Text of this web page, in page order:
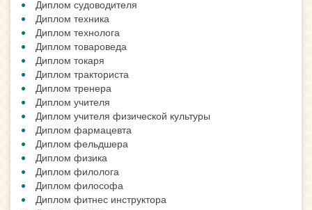
Диплом судоводителя
Диплом техника
Диплом технолога
Диплом товароведа
Диплом токаря
Диплом тракториста
Диплом тренера
Диплом учителя
Диплом учителя физической культуры
Диплом фармацевта
Диплом фельдшера
Диплом физика
Диплом филолога
Диплом философа
Диплом фитнес инструктора